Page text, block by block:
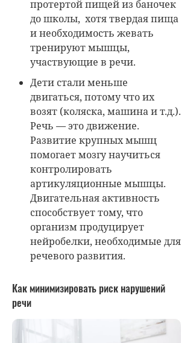
протертой пищей из баночек
до школы, хотя твердая пища
и необходимость жевать
тренируют мышцы,
участвующие в речи.
Дети стали меньше
двигаться, потому что их
возят (коляска, машина и т.д.).
Речь — это движение.
Развитие крупных мышц
помогает мозгу научиться
контролировать
артикуляционные мышцы.
Двигательная активность
способствует тому, что
организм продуцирует
нейробелки, необходимые для
речевого развития.
Как минимизировать риск нарушений
речи